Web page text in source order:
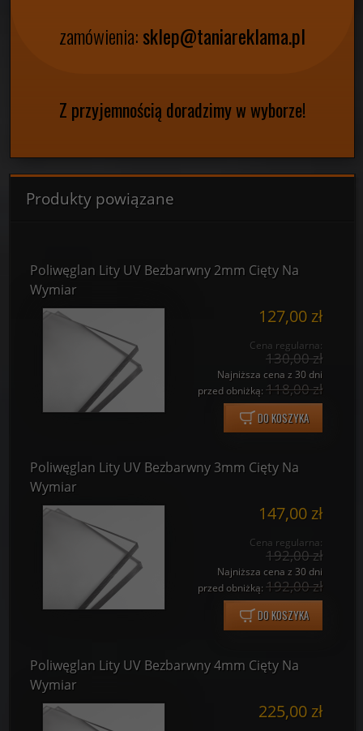
zamówienia:sklep@taniareklama.pl
Z przyjemnością doradzimy w wyborze!
Produkty powiązane
Poliwęglan Lity UV Bezbarwny 2mm Cięty Na
Wymiar
127,00 zł
Cena regularna:
130,00 zł
Najniższa cena z 30 dni
przed obniżką: 118,00 zł
DO KOSZYKA
Poliwęglan Lity UV Bezbarwny 3mm Cięty Na
Wymiar
147,00 zł
Cena regularna:
192,00 zł
Najniższa cena z 30 dni
przed obniżką: 192,00 zł
DO KOSZYKA
Poliwęglan Lity UV Bezbarwny 4mm Cięty Na
Wymiar
225,00 zł